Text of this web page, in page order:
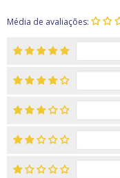
Média de avaliações: